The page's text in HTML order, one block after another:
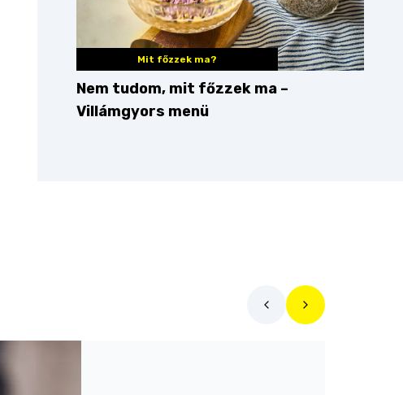
Mit főzzek ma?
Nem tudom, mit főzzek ma –
Villámgyors menü